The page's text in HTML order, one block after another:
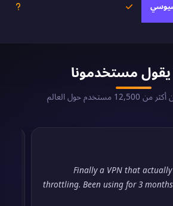
نعم
يقول مستخدمونا
"Finally a VPN that
throttling. Been using for 3